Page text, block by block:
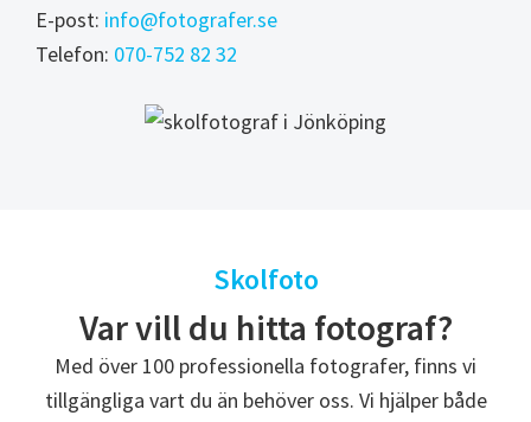
E-post: info@fotografer.se
Telefon: 070-752 82 32
Skolfoto
Var vill du hitta fotograf?
Med över 100 professionella fotografer, finns vi
tillgängliga vart du än behöver oss. Vi hjälper både